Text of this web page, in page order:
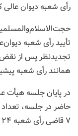
رأی شعبه دیوان عالی
تجدیدنظر پس از
همانند رأی شعبه
۷ قاضی رأی شعبه ۲۴ دادگاه تجدیدنظر را تأیید کردند.